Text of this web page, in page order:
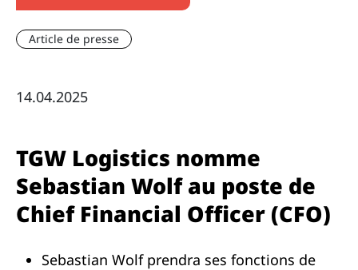
Article de presse
14.04.2025
TGW Logistics nomme
Sebastian Wolf au poste de
Chief Financial Officer (CFO)
Sebastian Wolf prendra ses fonctions de